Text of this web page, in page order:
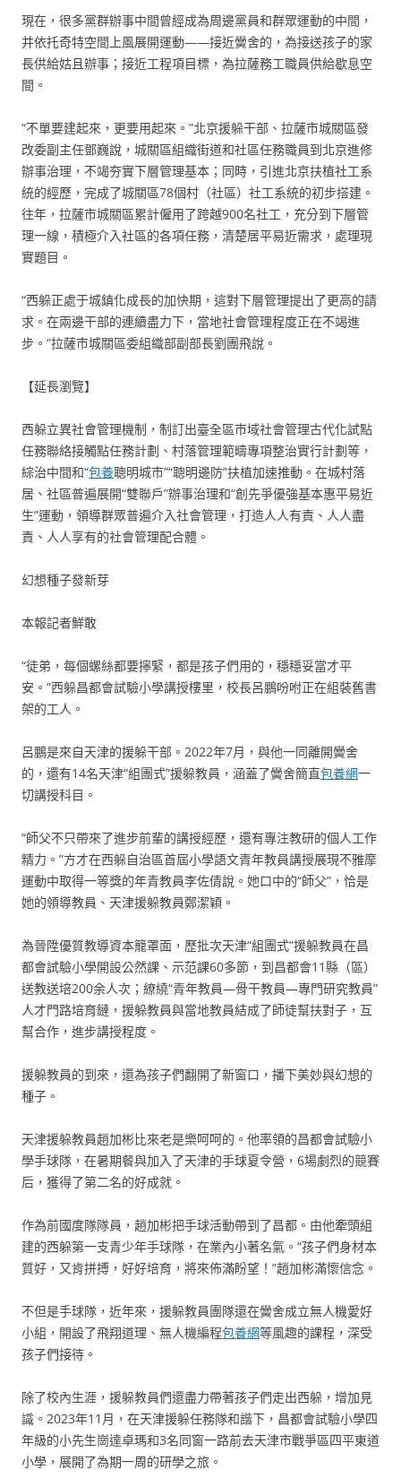
現在，很多黨群辦事中間曾經成為周邊黨員和群眾運動的中間，
并依托奇特空間上風展開運動——接近黌舍的，為接送孩子的家
長供給姑且辦事；接近工程項目標，為拉薩務工職員供給歇息空
間。
“不單要建起來，更要用起來。”北京援躲干部、拉薩市城關區發
改委副主任鄧巍說，城關區組織街道和社區任務職員到北京進修
辦事治理，不竭夯實下層管理基本；同時，引進北京扶植社工系
統的經歷，完成了城關區78個村（社區）社工系統的初步搭建。
往年，拉薩市城關區累計僱用了跨越900名社工，充分到下層管
理一線，積極介入社區的各項任務，清楚居平易近需求，處理現
實題目。
“西躲正處于城鎮化成長的加快期，這對下層管理提出了更高的請
求。在兩邊干部的連續盡力下，當地社會管理程度正在不竭進
步。”拉薩市城關區委組織部副部長劉團飛說。
【延長瀏覽】
西躲立異社會管理機制，制訂出臺全區市域社會管理古代化試點
任務聯絡接觸點任務計劃、村落管理範疇專項整治實行計劃等，
綜治中間和“包養聰明城市”“聰明邊防”扶植加速推動。在城村落
居、社區普遍展開“雙聯戶”辦事治理和“創先爭優強基本惠平易近
生”運動，領導群眾普遍介入社會管理，打造人人有責、人人盡
責、人人享有的社會管理配合體。
幻想種子發新芽
本報記者鮮敢
“徒弟，每個螺絲都要擰緊，都是孩子們用的，穩穩妥當才平
安。”西躲昌都會試驗小學講授樓里，校長呂鵬吩咐正在組裝舊書
架的工人。
呂鵬是來自天津的援躲干部。2022年7月，與他一同離開黌舍
的，還有14名天津“組團式”援躲教員，涵蓋了黌舍簡直包養網一
切講授科目。
“師父不只帶來了進步前輩的講授經歷，還有專注教研的個人工作
精力。”方才在西躲自治區首屆小學語文青年教員講授展現不雅摩
運動中取得一等獎的年青教員李佐倩說。她口中的“師父”，恰是
她的領導教員、天津援躲教員鄭潔穎。
為晉陞優質教導資本籠罩面，歷批次天津“組團式”援躲教員在昌
都會試驗小學開設公然課、示范課60多節，到昌都會11縣（區）
送教送培200余人次；繚繞“青年教員—骨干教員—專門研究教員”
人才門路培育鏈，援躲教員與當地教員結成了師徒幫扶對子，互
幫合作，進步講授程度。
援躲教員的到來，還為孩子們翻開了新窗口，播下美妙與幻想的
種子。
天津援躲教員趙加彬比來老是樂呵呵的。他率領的昌都會試驗小
學手球隊，在暑期餐與加入了天津的手球夏令營，6場劇烈的競賽
后，獲得了第二名的好成就。
作為前國度隊隊員，趙加彬把手球活動帶到了昌都。由他牽頭組
建的西躲第一支青少年手球隊，在業內小著名氣。“孩子們身材本
質好，又肯拼搏，好好培育，將來佈滿盼望！”趙加彬滿懷信念。
不但是手球隊，近年來，援躲教員團隊還在黌舍成立無人機愛好
小組，開設了飛翔道理、無人機編程包養網等風趣的課程，深受
孩子們接待。
除了校內生涯，援躲教員們還盡力帶著孩子們走出西躲，增加見
識。2023年11月，在天津援躲任務隊和諧下，昌都會試驗小學四
年級的小先生崗達卓瑪和3名同窗一路前去天津市戰爭區四平東道
小學，展開了為期一周的研學之旅。